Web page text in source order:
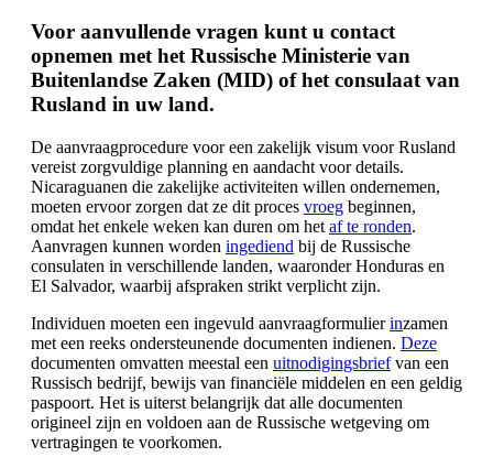
Voor aanvullende vragen kunt u contact
opnemen met het Russische Ministerie van
Buitenlandse Zaken (MID) of het consulaat van
Rusland in uw land.
De aanvraagprocedure voor een zakelijk visum voor Rusland
vereist zorgvuldige planning en aandacht voor details.
Nicaraguanen die zakelijke activiteiten willen ondernemen,
moeten ervoor zorgen dat ze dit proces vroeg beginnen,
omdat het enkele weken kan duren om het af te ronden.
Aanvragen kunnen worden ingediend bij de Russische
consulaten in verschillende landen, waaronder Honduras en
El Salvador, waarbij afspraken strikt verplicht zijn.
Individuen moeten een ingevuld aanvraagformulierinzamen
met een reeks ondersteunende documenten indienen. Deze
documenten omvatten meestal een uitnodigingsbriefvan een
Russisch bedrijf, bewijs van financiële middelen en een geldig
paspoort. Het is uiterst belangrijk dat alle documenten
origineel zijn en voldoen aan de Russische wetgeving om
vertragingen te voorkomen.